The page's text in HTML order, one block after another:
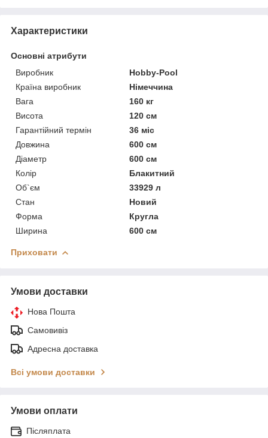
Характеристики
Основні атрибути
Виробник
Hobby-Pool
Країна виробник
Німеччина
Вага
160 кг
Висота
120 см
Гарантійний термін
36 міс
Довжина
600 см
Діаметр
600 см
Колір
Блакитний
Об`єм
33929 л
Стан
Новий
Форма
Кругла
Ширина
600 см
Приховати
Умови доставки
Нова Пошта
Самовивіз
Адресна доставка
Всі умови доставки
Умови оплати
Післяплата